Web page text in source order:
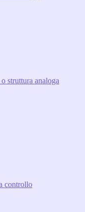
struttura analoga
controllo